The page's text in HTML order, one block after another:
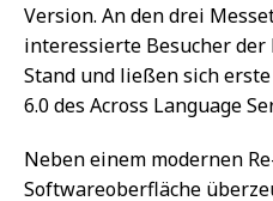
Version. An den drei
interessierte Besucher der
Stand und ließen sich
6.0 des Across Language
Neben einem modernen
Softwareoberfläche